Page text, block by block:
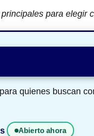
para elegir
quienes buscan
Abierto ahora